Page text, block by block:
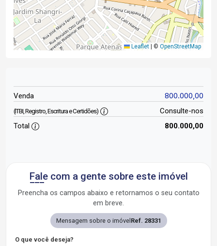
Leaflet © OpenStreetMap
Venda 800.000,00
(ITBI, Registro, Escritura e Certidões)
Consulte-nos
Total
800.000,00
Fale com a gente sobre este imóvel
Preencha os campos abaixo e retornamos o seu contato
em breve.
Mensagem sobre o imóvel Ref. 28331
O que você deseja?